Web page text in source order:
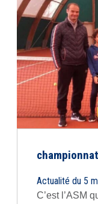
Actualité du 5
C’est l’ASM